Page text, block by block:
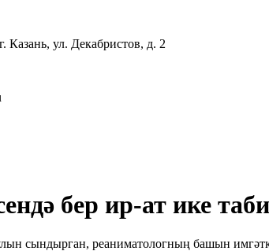
Казань, ул. Декабристов, д. 2
бер ир-ат ике
сындырган, реаниматологның башын